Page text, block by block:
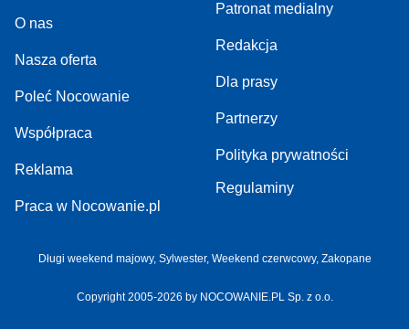
O nas
Nasza oferta
Poleć Nocowanie
Współpraca
Reklama
Praca w Nocowanie.pl
Patronat medialny
Redakcja
Dla prasy
Partnerzy
Polityka prywatności
Regulaminy
Długi weekend majowy, Sylwester, Weekend czerwcowy, Zakopane
Copyright 2005-2026 by NOCOWANIE.PL Sp. z o.o.